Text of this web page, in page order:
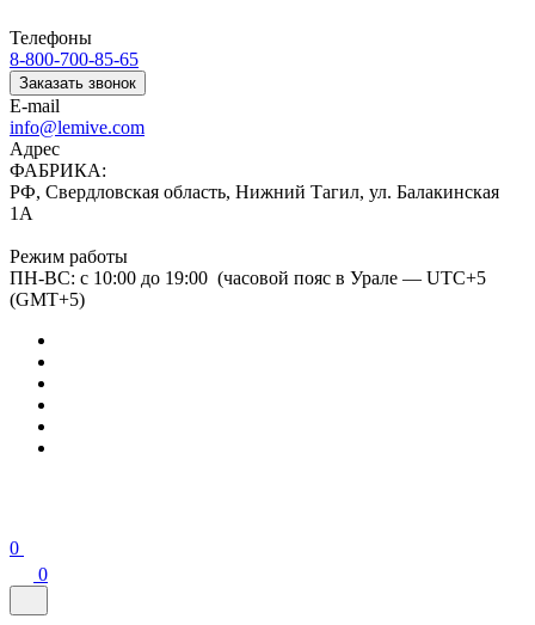
Телефоны
8-800-700-85-65
Заказать звонок
E-mail
info@lemive.com
Адрес
ФАБРИКА:
РФ, Свердловская область, Нижний Тагил, ул. Балакинская
1А
Режим работы
ПН-ВС: с 10:00 до 19:00 (часовой пояс в Урале — UTC+5
(GMT+5)
0
0